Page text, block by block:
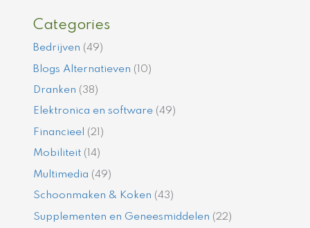
Categories
Bedrijven (49)
Blogs Alternatieven (10)
Dranken (38)
Elektronica en software (49)
Financieel (21)
Mobiliteit (14)
Multimedia (49)
Schoonmaken & Koken (43)
Supplementen en Geneesmiddelen (22)